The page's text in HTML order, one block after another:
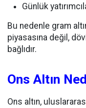
Günlük
Bu nedenle gram
piyasasına değil,
bağlıdır.
Ons Altın
Ons altın,